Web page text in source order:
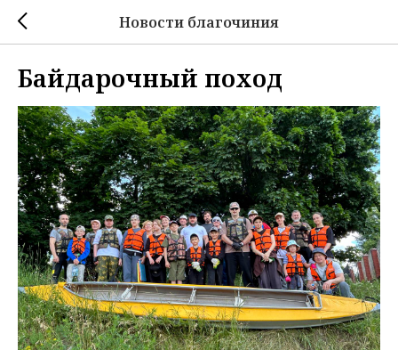
Новости благочиния
Байдарочный поход